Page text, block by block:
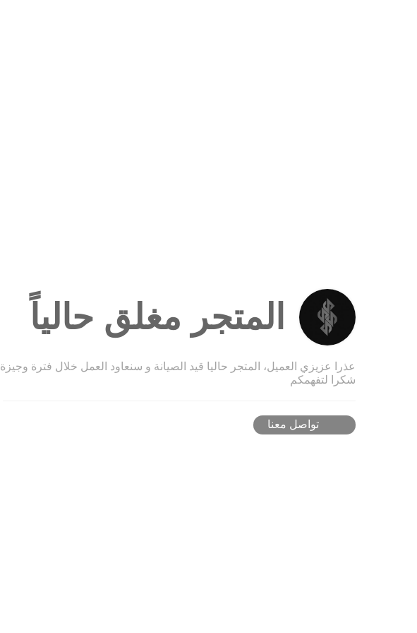
المتجر مغلق حالياً
عذرا عزيزي العميل، المتجر حاليا قيد الصيانة و سنعاود العمل خلال فترة وجيزة
شكرا لتفهمكم
تواصل معنا